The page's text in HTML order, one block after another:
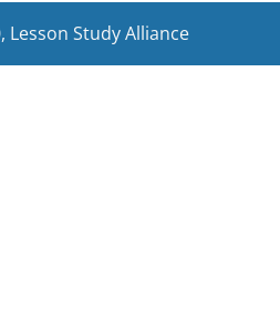
Lesson Study Alliance